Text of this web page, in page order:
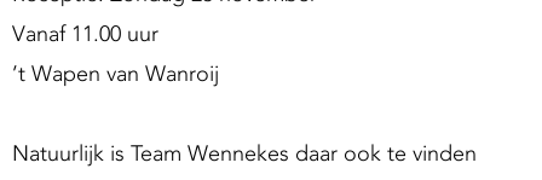
Vanaf 11.00 uur
’t Wapen van Wanroij
Natuurlijk is Team Wennekes daar ook te vinden